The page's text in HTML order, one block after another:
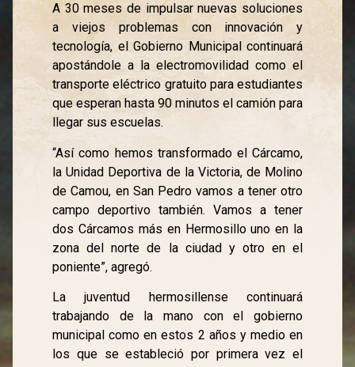
A 30 meses de impulsar nuevas soluciones
a viejos problemas con innovación y
tecnología, el Gobierno Municipal continuará
apostándole a la electromovilidad como el
transporte eléctrico gratuito para estudiantes
que esperan hasta 90 minutos el camión para
llegar sus escuelas.
“Así como hemos transformado el Cárcamo,
la Unidad Deportiva de la Victoria, de Molino
de Camou, en San Pedro vamos a tener otro
campo deportivo también. Vamos a tener
dos Cárcamos más en Hermosillo uno en la
zona del norte de la ciudad y otro en el
poniente”, agregó.
La juventud hermosillense continuará
trabajando de la mano con el gobierno
municipal como en estos 2 años y medio en
los que se estableció por primera vez el